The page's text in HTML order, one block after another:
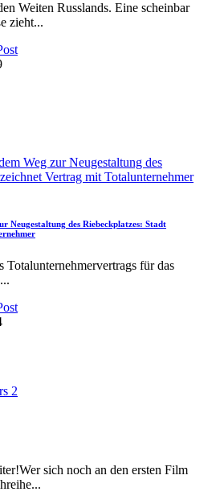
Weiten Russlands. Eine scheinbar
zieht...
Neugestaltung des Riebeckplatzes: Stadt
für das
...
sich noch an den ersten Film
...